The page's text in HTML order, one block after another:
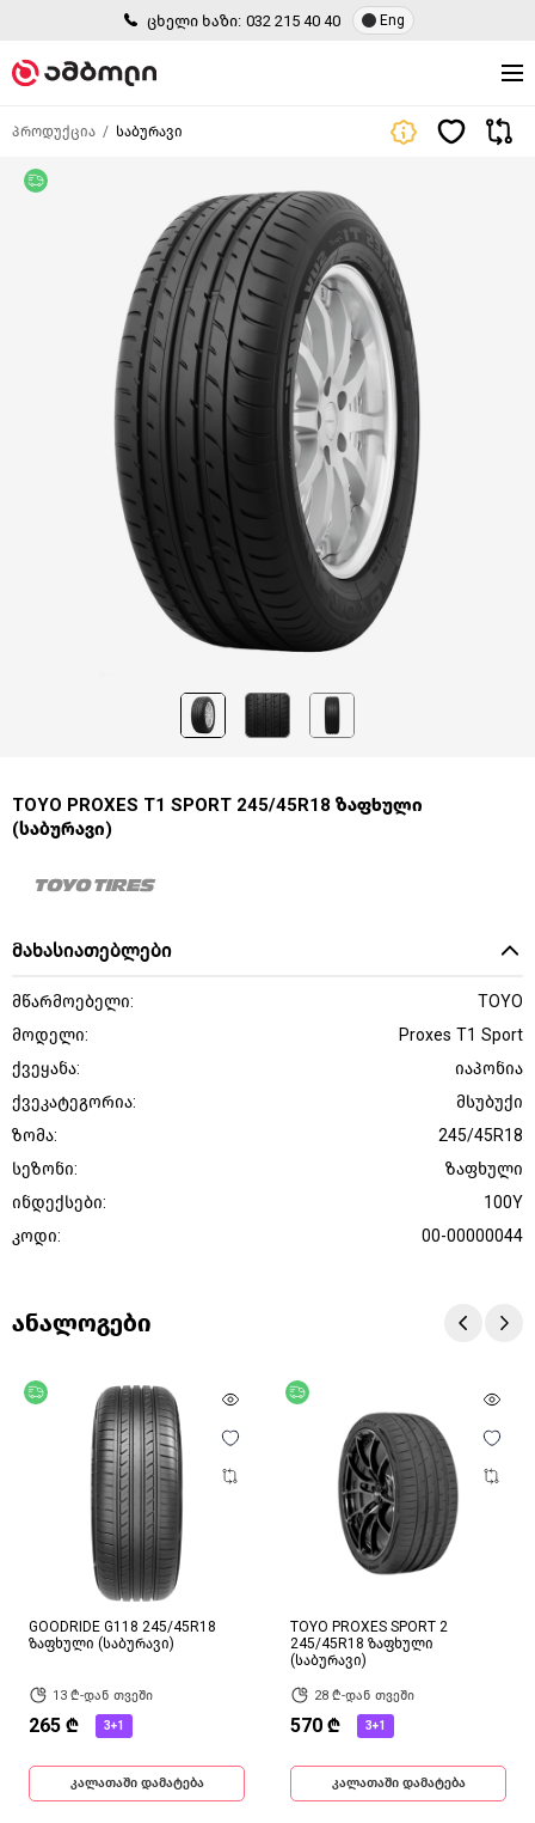
ცხელი ხაზი: 032 215 40 40 Eng
პროდუქცია საბურავი
TOYO PROXES T1 SPORT 245/45R18 ზაფხული
(საბურავი)
მახასიათებლები
მწარმოებელი:
TOYO
მოდელი:
Proxes T1 Sport
ქვეყანა:
იაპონია
ქვეკატეგორია:
მსუბუქი
ზომა:
245/45R18
სეზონი:
ზაფხული
ინდექსები:
100Y
კოდი:
00-00000044
ანალოგები
უფასო მიწოდება
GOODRIDE G118 245/45R18
ზაფხული (საბურავი)
13 ₾-დან თვეში
265 ₾ 3+1
კალათაში დამატება
TOYO PROXES SPORT 2
245/45R18 ზაფხული
(საბურავი)
28 ₾-დან თვეში
570 ₾ 3+1
კალათაში დამატება